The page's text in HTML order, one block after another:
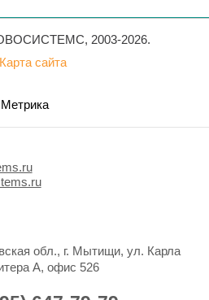
2003-2026.
Карта сайта
обл., г. Мытищи, ул. Карла
А, офис 526